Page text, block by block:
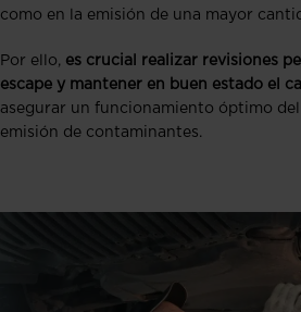
como en la emisión de una mayor
Por ello, es crucial realizar revisiones
escape y mantener en buen estado el
asegurar un funcionamiento óptimo
emisión de contaminantes.